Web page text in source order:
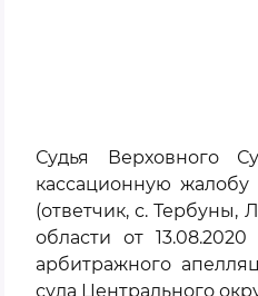
Судья Верховного
кассационную
(ответчик, с.
области от
арбитражного
суда Центрального